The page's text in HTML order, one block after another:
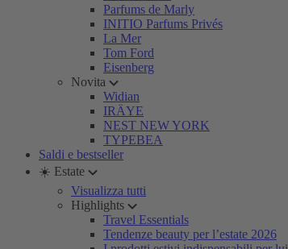
Parfums de Marly
INITIO Parfums Privés
La Mer
Tom Ford
Eisenberg
Novita
Widian
IRÄYE
NEST NEW YORK
TYPEBEA
Saldi e bestseller
☀️ Estate
Visualizza tutti
Highlights
Travel Essentials
Tendenze beauty per l’estate 2026